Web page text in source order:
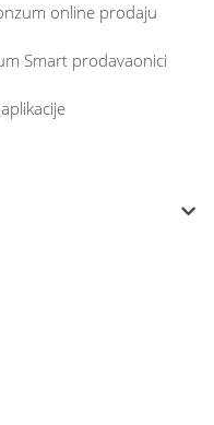
online prodaju
Smart prodavaonici